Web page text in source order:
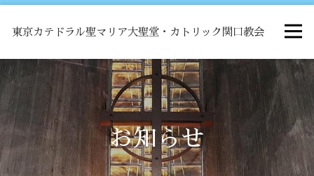
東京カテドラル聖マリア大聖堂・カトリック関口教会
HOME
ミサ
お知らせ
お知らせ